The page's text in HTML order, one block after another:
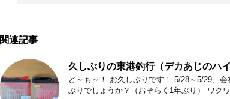
関連記事
久しぶりの東港釣行（デカあじのハイ
ど～も～！ お久しぶりです！ 5/28～5/29、
ぶりでしょうか？（おそらく1年ぶり） ワク